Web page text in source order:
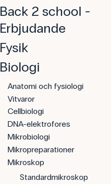
Back 2 school -
Erbjudande
Fysik
Biologi
Anatomi och fysiologi
Vitvaror
Cellbiologi
DNA-elektrofores
Mikrobiologi
Mikropreparationer
Mikroskop
Standardmikroskop